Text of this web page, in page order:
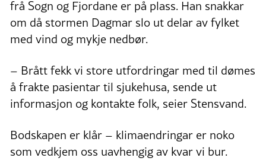
frå Sogn og Fjordane er på plass. Han snakkar
om då stormen Dagmar slo ut delar av fylket
med vind og mykje nedbør.
– Brått fekk vi store utfordringar med til dømes
å frakte pasientar til sjukehusa, sende ut
informasjon og kontakte folk, seier Stensvand.
Bodskapen er klår – klimaendringar er noko
som vedkjem oss uavhengig av kvar vi bur.